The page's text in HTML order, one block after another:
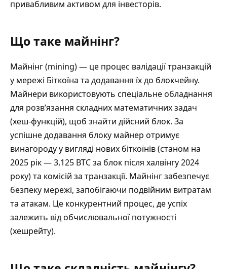
привабливим активом для інвесторів.
Що таке майнінг?
Майнінг (mining) — це процес валідації транзакцій
у мережі Біткоїна та додавання їх до блокчейну.
Майнери використовують спеціальне обладнання
для розв’язання складних математичних задач
(хеш-функцій), щоб знайти дійсний блок. За
успішне додавання блоку майнер отримує
винагороду у вигляді нових біткоїнів (станом на
2025 рік — 3,125 BTC за блок після халвінгу 2024
року) та комісій за транзакції. Майнінг забезпечує
безпеку мережі, запобігаючи подвійним витратам
та атакам. Це конкурентний процес, де успіх
залежить від обчислювальної потужності
(хешрейту).